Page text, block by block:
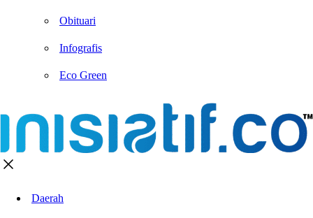
Obituari
Infografis
Eco Green
Daerah